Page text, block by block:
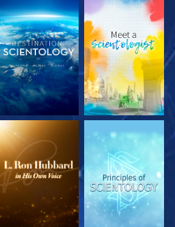
DÉCOUVRIR LES
SÉRIES
DÉCOUVRIR LES
SÉRIES